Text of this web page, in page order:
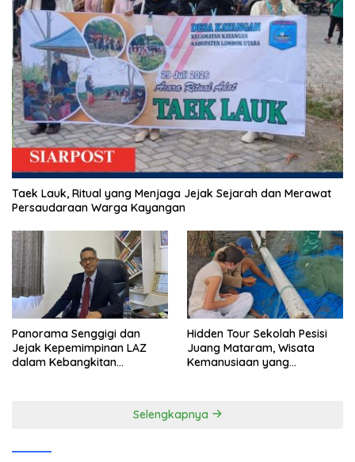
Taek Lauk, Ritual yang Menjaga Jejak Sejarah dan Merawat
Persaudaraan Warga Kayangan
Panorama Senggigi dan
Jejak Kepemimpinan LAZ
dalam Kebangkitan
Hidden Tour Sekolah Pesisi
Juang Mataram, Wisata
Kemanusiaan yang
Selengkapnya